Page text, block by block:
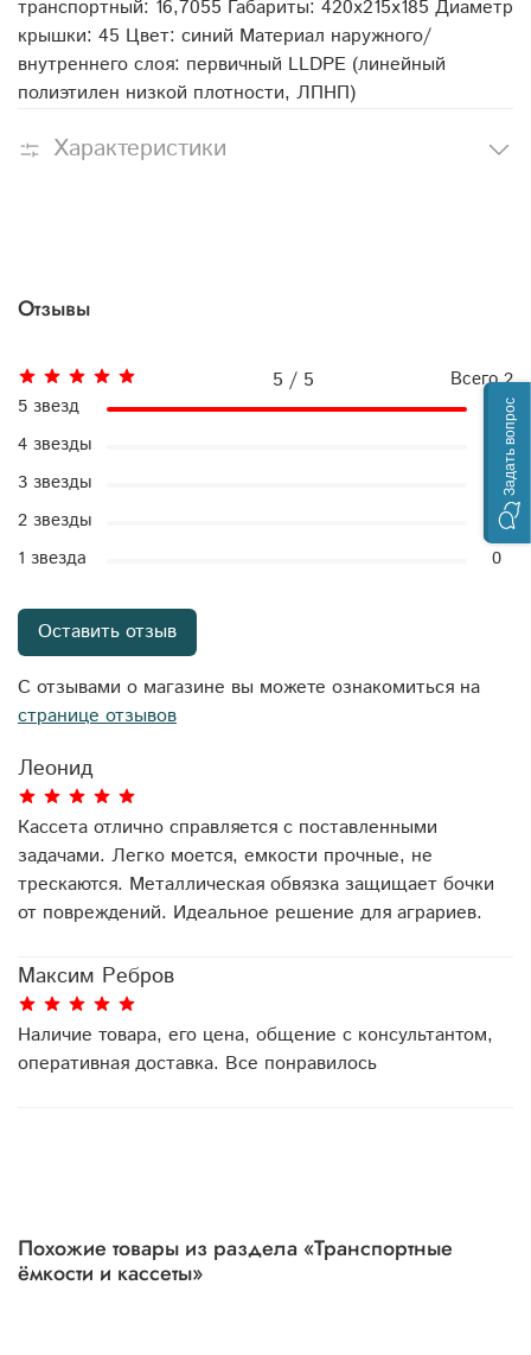
транспортный: 16,7055 Габариты: 420x215x185 Диаметр
крышки: 45 Цвет: синий Материал наружного/
внутреннего слоя: первичный LLDPE (линейный
полиэтилен низкой плотности, ЛПНП)
Характеристики
Отзывы
Леонид
Кассета отлично справляется с поставленными
задачами. Легко моется, емкости прочные, не
трескаются. Металлическая обвязка защищает бочки
от повреждений. Идеальное решение для аграриев.
Максим Ребров
Наличие товара, его цена, общение с консультантом,
оперативная доставка. Все понравилось
5 / 5 Всего2
5 звезд
4 звезды
3 звезды
2 звезды
0
1 звезда
0
Оставить отзыв
С отзывами о магазине вы можете ознакомиться на
странице отзывов
Похожие товары из раздела «Транспортные
ёмкости и кассеты»
Задать вопрос